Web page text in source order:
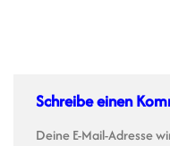
Schreibe einen
Deine E-Mail-Adresse